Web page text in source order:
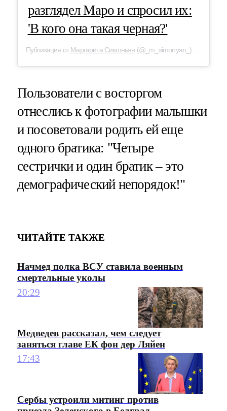
разглядел Маро и спросил их:
'В кого она такая черная?'
Публикация отМаргарита Симоньян (@_m_simonyan_) 1 Дек 2019 в 10:00 PST
Пользователи с восторгом
отнеслись к фотографии малышки
и посоветовали родить ей еще
одного братика: "Четыре
сестрички и один братик – это
демографический непорядок!"
ЧИТАЙТЕ ТАКЖЕ
Начмед полка ВСУ ставила военным
смертельные уколы
20:29
Медведев рассказал, чем следует
заняться главе ЕК фон дер Ляйен
17:43
Сербы устроили митинг против